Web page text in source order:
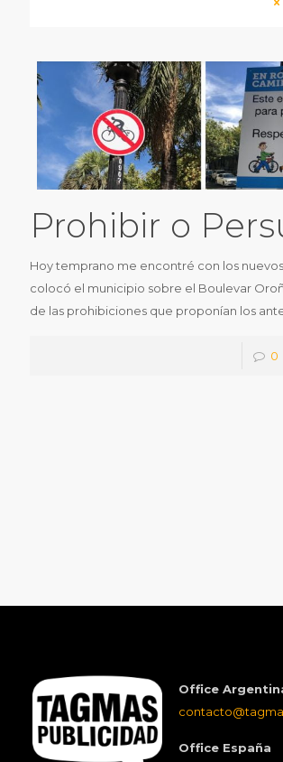
Prohibir o
Hoy temprano me encontré con los
colocó el municipio sobre el Boulevar
de las prohibiciones que proponían los
0
Office
Office España